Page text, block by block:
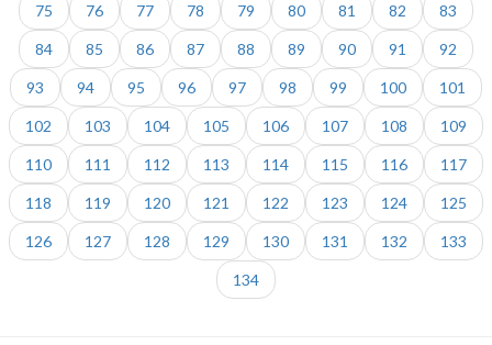
75 76 77 78 79 80 81 82 83
84 85 86 87 88 89 90 91 92
93 94 95 96 97 98 99 100 101
102 103 104 105 106 107 108 109
110 111 112 113 114 115 116 117
118 119 120 121 122 123 124 125
126 127 128 129 130 131 132 133
134